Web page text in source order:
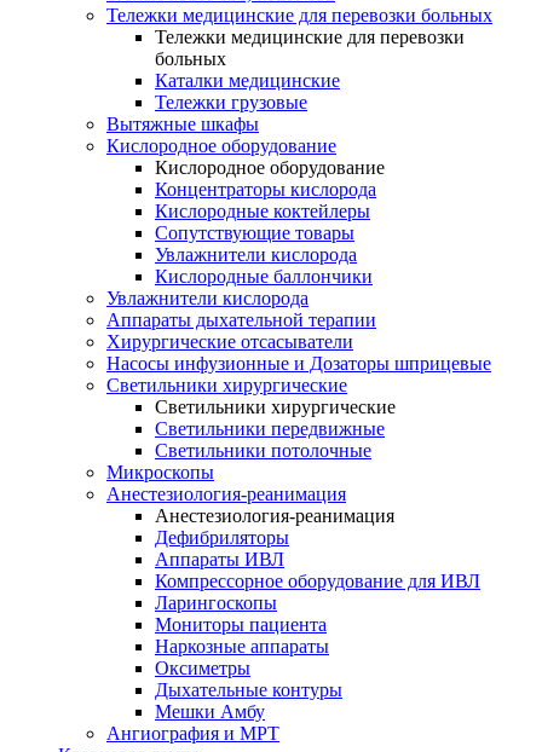
Тележки медицинские для перевозки больных
Тележки медицинские для перевозки
больных
Каталки медицинские
Тележки грузовые
Вытяжные шкафы
Кислородное оборудование
Кислородное оборудование
Концентраторы кислорода
Кислородные коктейлеры
Сопутствующие товары
Увлажнители кислорода
Кислородные баллончики
Увлажнители кислорода
Аппараты дыхательной терапии
Хирургические отсасыватели
Насосы инфузионные и Дозаторы шприцевые
Светильники хирургические
Светильники хирургические
Светильники передвижные
Светильники потолочные
Микроскопы
Анестезиология-реанимация
Анестезиология-реанимация
Дефибриляторы
Аппараты ИВЛ
Компрессорное оборудование для ИВЛ
Ларингоскопы
Мониторы пациента
Наркозные аппараты
Оксиметры
Дыхательные контуры
Мешки Амбу
Ангиография и МРТ